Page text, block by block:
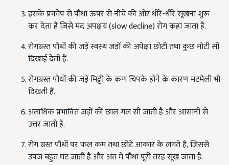
इसके प्रकोप से पौधा ऊपर से नीचे की ओर धीरे-धीरे सूखना शुरू
कर देता है जिसे मंद अपक्षय (slow decline) रोग कहा जाता है.
रोगग्रस्त पौधों की जड़ें स्वस्थ जड़ों की अपेक्षा छोटी तथा कुछ मोटी सी
दिखाई देती हैं.
रोगग्रस्त पौधों की जड़ें मिट्टी के कण चिपके होने के कारण मटमैली भी
दिखती हैं.
अत्यधिक प्रभावित जड़ों की छाल गल सी जाती है और आसानी से
उत्तर जाती है.
रोग ग्रस्त पौधों पर फल कम तथा छोटे आकार के लगते है, जिससे
उपज बहुत घट जाती है और अंत में पौधा पूरी तरह सूख जाता है.